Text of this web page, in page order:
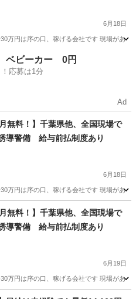
6月18日
万円は序の口、稼げる会社です 現場があ
ベビーカー 0円
応募は1分
Ad
無料！】千葉県他、全国現場で
導警備 給与前払制度あり
6月18日
万円は序の口、稼げる会社です 現場があ
無料！】千葉県他、全国現場で
導警備 給与前払制度あり
6月19日
万円は序の口、稼げる会社です 現場があ